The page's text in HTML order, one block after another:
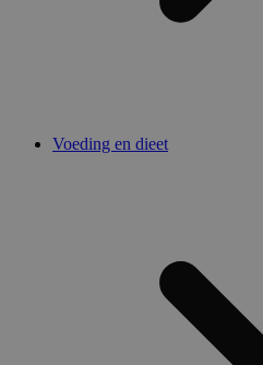
Voeding en dieet